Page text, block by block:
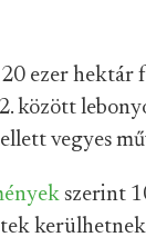
ezer hektár
között
vegyes
szerint